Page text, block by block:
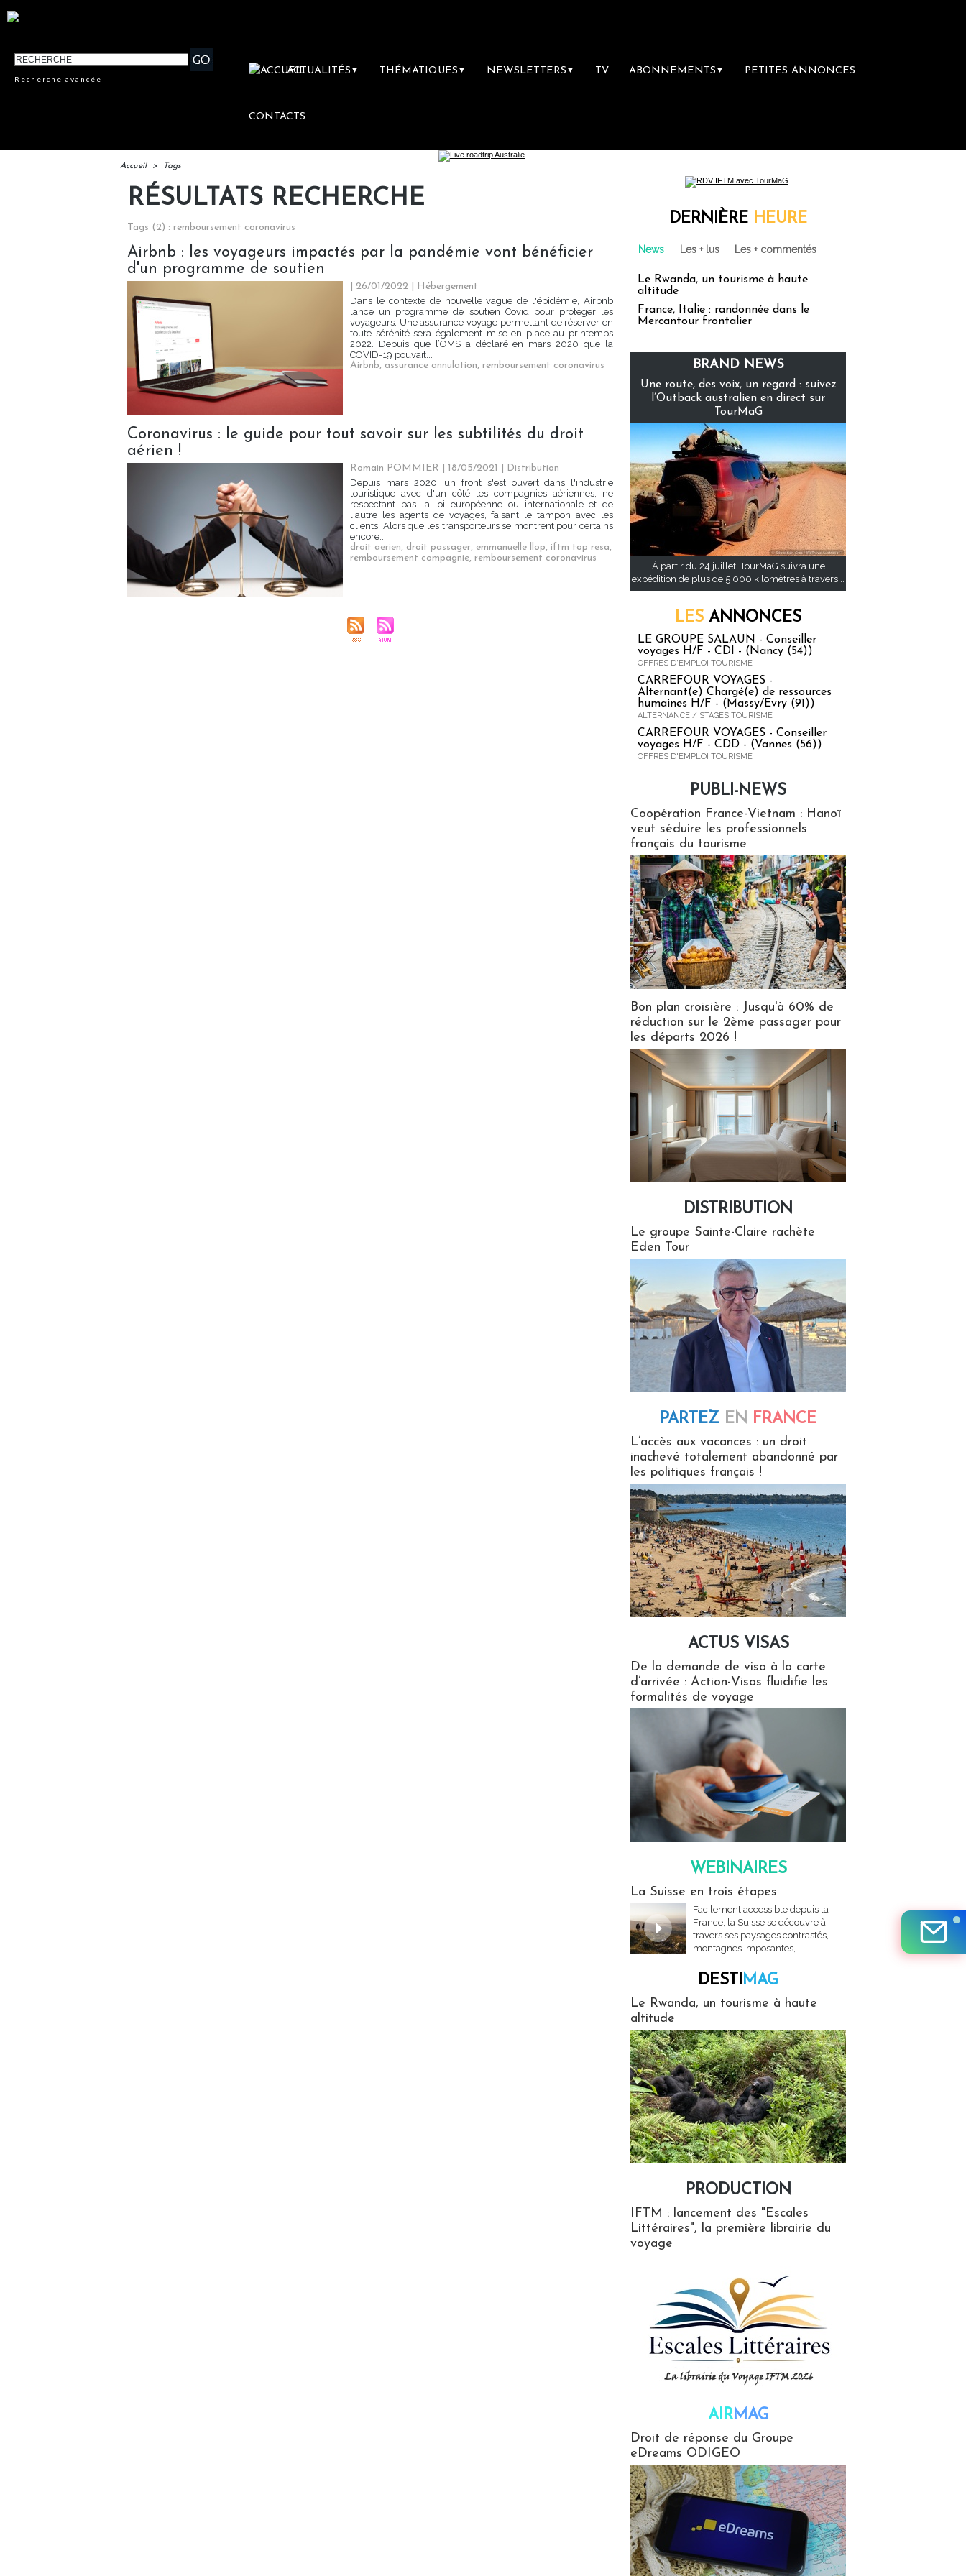
Recherche avancée
ACTUALITÉS ▼ THÉMATIQUES ▼ NEWSLETTERS ▼ TV ABONNEMENTS ▼ PETITES ANNONCES
CONTACTS
Accueil > Tags
RÉSULTATS RECHERCHE
Tags (2) : remboursement coronavirus
Airbnb : les voyageurs impactés par la pandémie vont bénéficier
d'un programme de soutien
| 26/01/2022
Hébergement
Dans le contexte de nouvelle vague de l'épidémie, Airbnb
lance un programme de soutien Covid pour protéger les
voyageurs. Une assurance voyage permettant de réserver en
toute sérénité sera également mise en place au printemps
2022. Depuis que l’OMS a déclaré en mars 2020 que la
COVID-19 pouvait...
Airbnb, assurance annulation, remboursement coronavirus
Coronavirus : le guide pour tout savoir sur les subtilités du droit
aérien !
Romain POMMIER | 18/05/2021
Distribution
Depuis mars 2020, un front s'est ouvert dans l'industrie
touristique avec d'un côté les compagnies aériennes, ne
respectant pas la loi européenne ou internationale et de
l'autre les agents de voyages, faisant le tampon avec les
clients. Alors que les transporteurs se montrent pour certains
encore...
droit aerien, droit passager, emmanuelle llop, iftm top resa,
remboursement compagnie, remboursement coronavirus
DERNIÈRE HEURE
News Les + lus Les + commentés
Le Rwanda, un tourisme à haute
altitude
France, Italie : randonnée dans le
Mercantour frontalier
BRAND NEWS
Une route, des voix, un regard : suivez
l’Outback australien en direct sur
TourMaG
À partir du 24 juillet, TourMaG suivra une
expédition de plus de 5 000 kilomètres à travers...
LES ANNONCES
LE GROUPE SALAUN - Conseiller
voyages H/F - CDI - (Nancy (54))
OFFRES D'EMPLOI TOURISME
CARREFOUR VOYAGES -
Alternant(e) Chargé(e) de ressources
humaines H/F - (Massy/Evry (91))
ALTERNANCE / STAGES TOURISME
CARREFOUR VOYAGES - Conseiller
voyages H/F - CDD - (Vannes (56))
OFFRES D'EMPLOI TOURISME
PUBLI-NEWS
Coopération France-Vietnam : Hanoï
veut séduire les professionnels
français du tourisme
Bon plan croisière : Jusqu'à 60% de
réduction sur le 2ème passager pour
les départs 2026 !
DISTRIBUTION
Le groupe Sainte-Claire rachète
Eden Tour
PARTEZ EN FRANCE
L’accès aux vacances : un droit
inachevé totalement abandonné par
les politiques français !
ACTUS VISAS
De la demande de visa à la carte
d’arrivée : Action-Visas fluidifie les
formalités de voyage
WEBINAIRES
La Suisse en trois étapes
Facilement accessible depuis la
France, la Suisse se découvre à
travers ses paysages contrastés,
montagnes imposantes,...
DESTIMAG
Le Rwanda, un tourisme à haute
altitude
PRODUCTION
IFTM : lancement des "Escales
Littéraires", la première librairie du
voyage
AIRMAG
Droit de réponse du Groupe
eDreams ODIGEO